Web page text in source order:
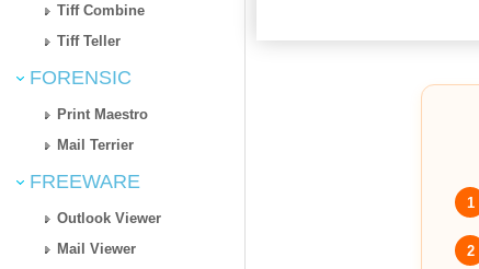
Tiff Combine
Tiff Teller
FORENSIC
Print Maestro
Mail Terrier
FREEWARE
Outlook Viewer
Mail Viewer
1
2